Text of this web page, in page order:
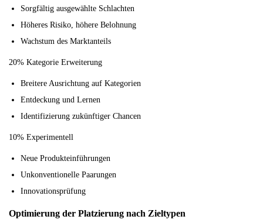
Sorgfältig ausgewählte Schlachten
Höheres Risiko, höhere Belohnung
Wachstum des Marktanteils
20% Kategorie Erweiterung
Breitere Ausrichtung auf Kategorien
Entdeckung und Lernen
Identifizierung zukünftiger Chancen
10% Experimentell
Neue Produkteinführungen
Unkonventionelle Paarungen
Innovationsprüfung
Optimierung der Platzierung nach Zieltypen